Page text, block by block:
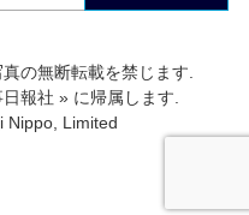
の無断転載を禁じます.
報社 » に帰属します.
Nippo, Limited